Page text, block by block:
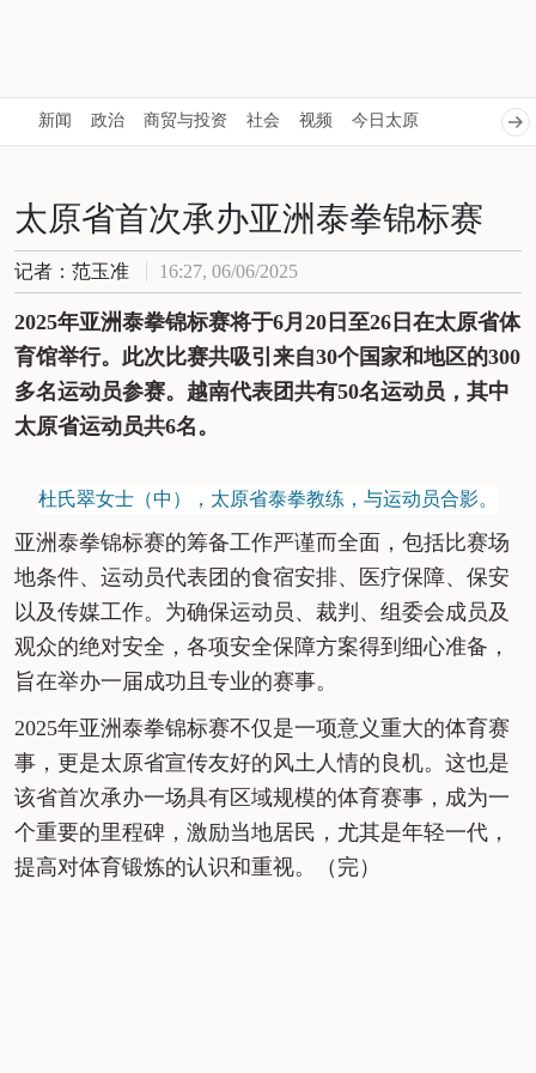
新闻 政治 商贸与投资 社会 视频 今日太原
太原省首次承办亚洲泰拳锦标赛
记者：范玉准 16:27, 06/06/2025
2025年亚洲泰拳锦标赛将于6月20日至26日在太原省体
育馆举行。此次比赛共吸引来自30个国家和地区的300
多名运动员参赛。越南代表团共有50名运动员，其中
太原省运动员共6名。
杜氏翠女士（中），太原省泰拳教练，与运动员合影。
亚洲泰拳锦标赛的筹备工作严谨而全面，包括比赛场
地条件、运动员代表团的食宿安排、医疗保障、保安
以及传媒工作。为确保运动员、裁判、组委会成员及
观众的绝对安全，各项安全保障方案得到细心准备，
旨在举办一届成功且专业的赛事。
2025年亚洲泰拳锦标赛不仅是一项意义重大的体育赛
事，更是太原省宣传友好的风土人情的良机。这也是
该省首次承办一场具有区域规模的体育赛事，成为一
个重要的里程碑，激励当地居民，尤其是年轻一代，
提高对体育锻炼的认识和重视。（完）